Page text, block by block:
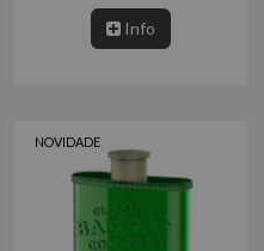
Info
NOVIDADE